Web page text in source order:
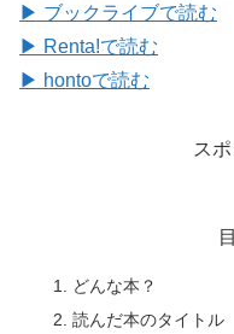
▶ ブックライブで読む
▶ Renta!で読む
▶ hontoで読む
ス
どんな本？
読んだ本のタイトル